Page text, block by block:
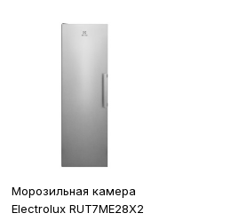
Морозильная камера
Electrolux RUT7ME28X2